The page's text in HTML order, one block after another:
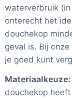
waterverbruik
onterecht het
douchekop
geval is. Bij
je goed kunt
Materiaalkeuze:
douchekop